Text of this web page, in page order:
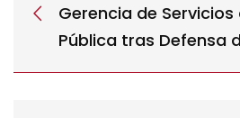
Gerencia de Servicios
Pública tras Defensa